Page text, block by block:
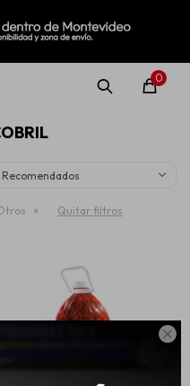

0
Recomendados
Quitar filtros
MI CUENTA
Rolling Repuestos